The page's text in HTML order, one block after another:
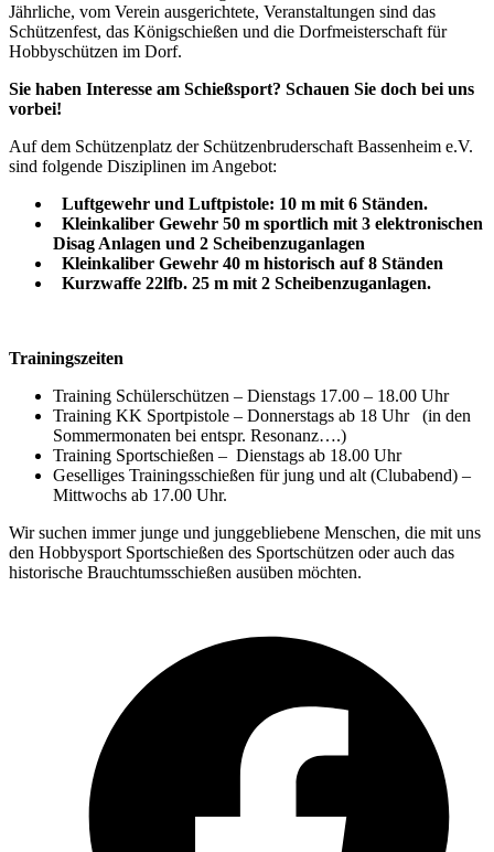
Jährliche, vom Verein ausgerichtete, Veranstaltungen sind das
Schützenfest, das Königschießen und die Dorfmeisterschaft für
Hobbyschützen im Dorf.
Sie haben Interesse am Schießsport? Schauen Sie doch bei uns
vorbei!
Auf dem Schützenplatz der Schützenbruderschaft Bassenheim e.V.
sind folgende Disziplinen im Angebot:
Luftgewehr und Luftpistole: 10 m mit 6 Ständen.
Kleinkaliber Gewehr 50 m sportlich mit 3 elektronischen
Disag Anlagen und 2 Scheibenzuganlagen
Kleinkaliber Gewehr 40 m historisch auf 8 Ständen
Kurzwaffe 22lfb. 25 m mit 2 Scheibenzuganlagen.
Trainingszeiten
Training Schülerschützen – Dienstags 17.00 – 18.00 Uhr
Training KK Sportpistole – Donnerstags ab 18 Uhr (in den
Sommermonaten bei entspr. Resonanz….)
Training Sportschießen – Dienstags ab 18.00 Uhr
Geselliges Trainingsschießen für jung und alt (Clubabend) –
Mittwochs ab 17.00 Uhr.
Wir suchen immer junge und junggebliebene Menschen, die mit uns
den Hobbysport Sportschießen des Sportschützen oder auch das
historische Brauchtumsschießen ausüben möchten.